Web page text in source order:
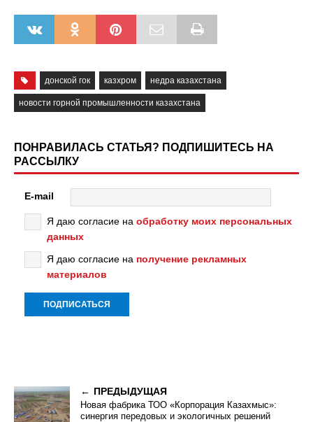
донской гок казхром недра казахстана
новости горной промышленности казахстана
ПОНРАВИЛАСЬ СТАТЬЯ? ПОДПИШИТЕСЬ НА
РАССЫЛКУ
E-mail
Я даю согласие на обработку моих персональных
данных
Я даю согласие на получение рекламных
материалов
ПРЕДЫДУЩАЯ
Новая фабрика ТОО «Корпорация Казахмыс»:
синергия передовых и экологичных решений